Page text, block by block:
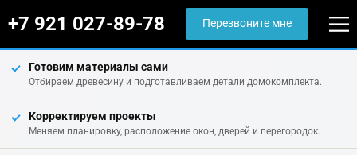
+7 921 027-89-78 Перезвоните мне
Готовим материалы сами
Отбираем древесину и подготавливаем детали домокомплекта.
Корректируем проекты
Меняем планировку, расположение окон, дверей и перегородок.